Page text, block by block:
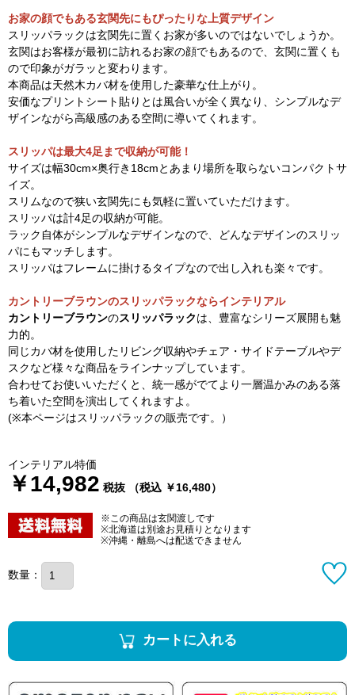
お家の顔でもある玄関先にもぴったりな上質デザイン
スリッパラックは玄関先に置くお家が多いのではないでしょうか。
玄関はお客様が最初に訪れるお家の顔でもあるので、玄関に置くも
ので印象がガラッと変わります。
本商品は天然木カバ材を使用した豪華な仕上がり。
安価なプリントシート貼りとは風合いが全く異なり、シンプルなデ
ザインながら高級感のある空間に導いてくれます。
スリッパは最大4足まで収納が可能！
サイズは幅30cm×奥行き18cmとあまり場所を取らないコンパクトサ
イズ。
スリムなので狭い玄関先にも気軽に置いていただけます。
スリッパは計4足の収納が可能。
ラック自体がシンプルなデザインなので、どんなデザインのスリッ
パにもマッチします。
スリッパはフレームに掛けるタイプなので出し入れも楽々です。
カントリーブラウンのスリッパラックならインテリアル
カントリーブラウンのスリッパラックは、豊富なシリーズ展開も魅
力的。
同じカバ材を使用したリビング収納やチェア・サイドテーブルやデ
スクなど様々な商品をラインナップしています。
合わせてお使いいただくと、統一感がでてより一層温かみのある落
ち着いた空間を演出してくれますよ。
(※本ページはスリッパラックの販売です。）
インテリアル特価
￥14,982 税抜 （税込 ￥16,480）
※この商品は玄関渡しです
※北海道は別途お見積りとなります
※沖縄・離島へは配送できません
数量：
カートに入れる